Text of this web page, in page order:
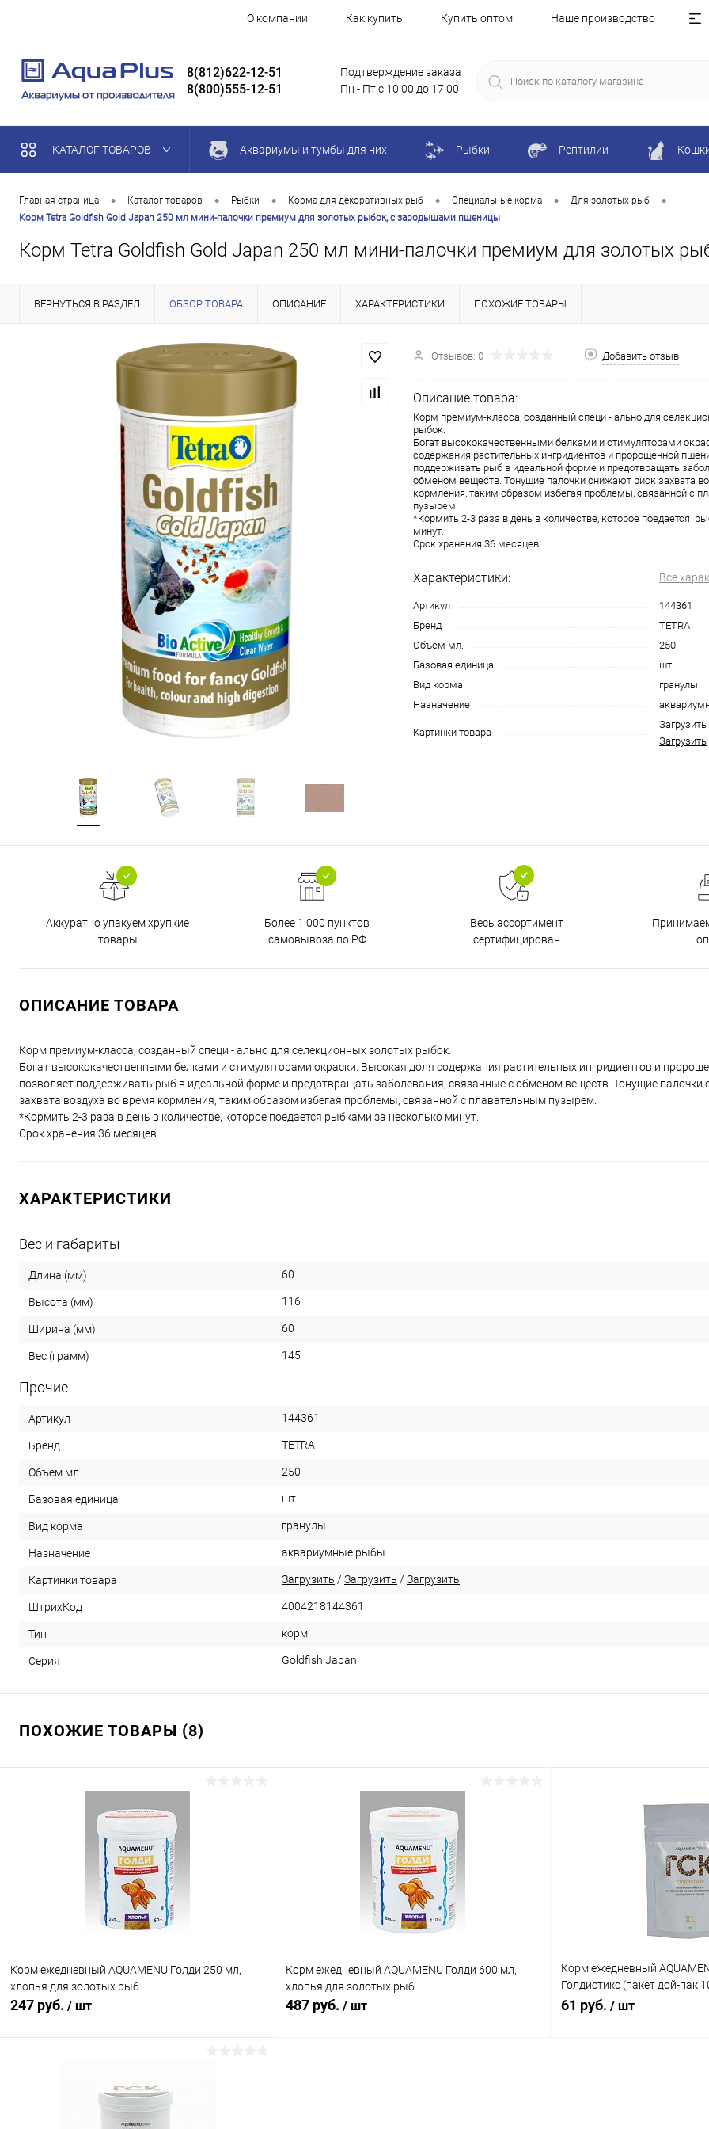
О компании Как купить Купить оптом Наше производство
8(812)622-12-51
8(800)555-12-51
Подтверждение заказа
Пн - Пт с 10:00 до 17:00
КАТАЛОГ ТОВАРОВ Аквариумы и тумбы для них Рыбки Рептилии
Главная страница • Каталог товаров • Рыбки • Корма для декоративных рыб • Специальные корма • Для золотых рыб •
Корм Tetra Goldfish Gold Japan 250 мл мини-палочки премиум для золотых рыбок, с зародышами пшеницы
Корм Tetra Goldfish Gold Japan 250 мл мини-палочки премиум для золотых
ВЕРНУТЬСЯ В РАЗДЕЛ ОБЗОР ТОВАРА ОПИСАНИЕ ХАРАКТЕРИСТИКИ ПОХОЖИЕ ТОВАРЫ
Отзывов: 0 Добавить отзыв
Описание товара:
Корм премиум-класса, созданный специ - ально для
рыбок.
Богат высококачественными белками и стимуляторами
содержания растительных ингридиентов и пророщенной
поддерживать рыб в идеальной форме и предотвращать
обменом веществ. Тонущие палочки снижают риск захвата
кормления, таким образом избегая проблемы, связанной с
пузырем.
*Кормить 2-3 раза в день в количестве, которое поедается
минут.
Срок хранения 36 месяцев
Характеристики: Все
Артикул
144361
Бренд
TETRA
Объем мл.
250
Базовая единица
шт
Вид корма
гранулы
Назначение
Картинки товара
Загрузить
Загрузить
Аккуратно упакуем хрупкие
товары
Более 1 000 пунктов
самовывоза по РФ
Весь ассортимент
сертифицирован
ОПИСАНИЕ ТОВАРА
Корм премиум-класса, созданный специ - ально для селекционных золотых рыбок.
Богат высококачественными белками и стимуляторами окраски. Высокая доля содержания растительных ингридиентов и
позволяет поддерживать рыб в идеальной форме и предотвращать заболевания, связанные с обменом веществ. Тонущие палочки
захвата воздуха во время кормления, таким образом избегая проблемы, связанной с плавательным пузырем.
*Кормить 2-3 раза в день в количестве, которое поедается рыбками за несколько минут.
Срок хранения 36 месяцев
ХАРАКТЕРИСТИКИ
Вес и габариты
Длина (мм) 60
Высота (мм) 116
Ширина (мм) 60
Вес (грамм) 145
Прочие
Артикул 144361
Бренд TETRA
Объем мл. 250
Базовая единица шт
Вид корма гранулы
Назначение аквариумные рыбы
Картинки товара Загрузить / Загрузить / Загрузить
ШтрихКод 4004218144361
Тип корм
Серия Goldfish Japan
ПОХОЖИЕ ТОВАРЫ (8)
Корм ежедневный AQUAMENU Голди 250 мл,
хлопья для золотых рыб
247 руб. / шт
Корм ежедневный AQUAMENU Голди 600 мл,
хлопья для золотых рыб
487 руб. / шт
Корм ежедневный
Голдистикс (пакет дой-пак
гречневой мукой и
61 руб. / шт